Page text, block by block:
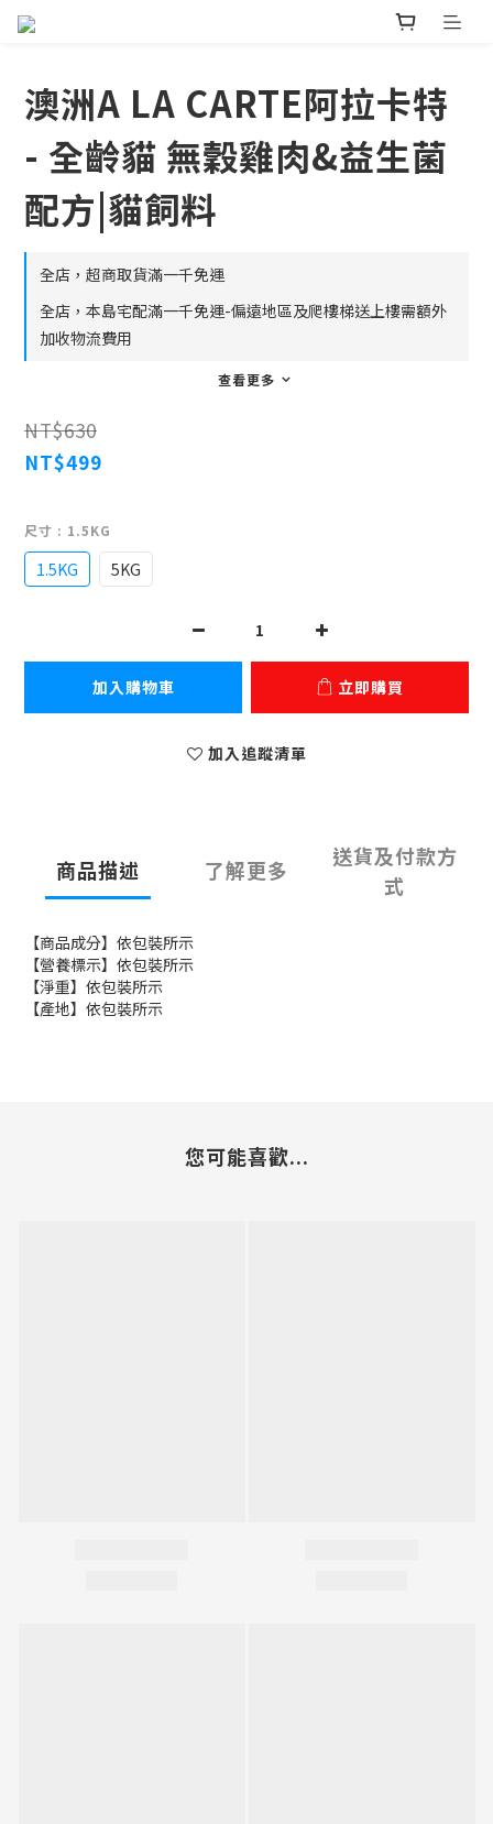
澳洲A LA CARTE阿拉卡特
- 全齡貓 無穀雞肉&益生菌
配方|貓飼料
全店，超商取貨滿一千免運
全店，本島宅配滿一千免運-偏遠地區及爬樓梯送上樓需額外
加收物流費用
查看更多
NT$630
NT$499
尺寸 : 1.5KG
1.5KG 5KG
加入購物車 立即購買
加入追蹤清單
商品描述 了解更多
送貨及付款方
式
【商品成分】依包裝所示
【營養標示】依包裝所示
【淨重】依包裝所示
【產地】依包裝所示
您可能喜歡...